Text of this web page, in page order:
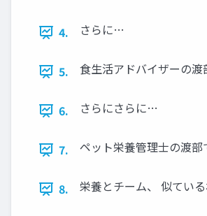
4. さらに…
5. 食生活アドバイザーの渡
6. さらにさらに…
7. ペット栄養管理士の渡部
8. 栄養とチーム、 似てい